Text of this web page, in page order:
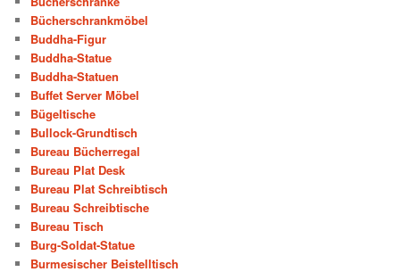
Bücherschrankmöbel
Buddha-Figur
Buddha-Statue
Buddha-Statuen
Buffet Server Möbel
Bügeltische
Bullock-Grundtisch
Bureau Bücherregal
Bureau Plat Desk
Bureau Plat Schreibtisch
Bureau Schreibtische
Bureau Tisch
Burg-Soldat-Statue
Burmesischer Beistelltisch